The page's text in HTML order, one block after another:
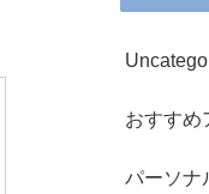
おすすめ
パーソナ